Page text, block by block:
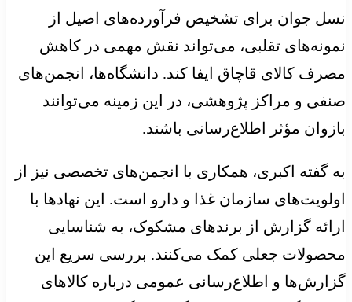
نسل جوان برای تشخیص فرآورده‌های اصیل از
نمونه‌های تقلبی، می‌تواند نقش مهمی در کاهش
مصرف کالای قاچاق ایفا کند. دانشگاه‌ها، انجمن‌های
صنفی و مراکز پژوهشی، در این زمینه می‌توانند
بازوان مؤثر اطلاع‌رسانی باشند.
به گفته اکبری، همکاری با انجمن‌های تخصصی نیز از
اولویت‌های سازمان غذا و دارو است. این نهادها با
ارائه گزارش از برندهای مشکوک، به شناسایی
محصولات جعلی کمک می‌کنند. بررسی سریع این
گزارش‌ها و اطلاع‌رسانی عمومی درباره کالاهای